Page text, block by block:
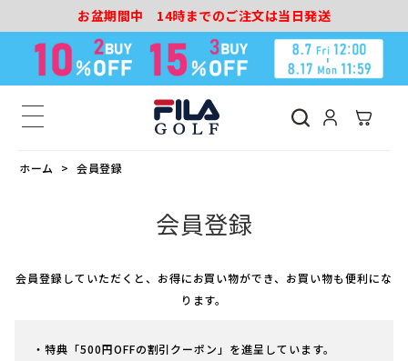
お盆期間中 14時までのご注文は当日発送
ホーム 会員登録
会員登録
会員登録していただくと、お得にお買い物ができ、お買い物も便利にな
ります。
・特典「500円OFFの割引クーポン」を進呈しています。